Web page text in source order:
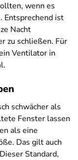
wenn es
Entsprechend ist
Nacht
zu schließen. Für
Ventilator in
schwächer als
Fenster lassen
als eine
Das gilt auch
Standard,